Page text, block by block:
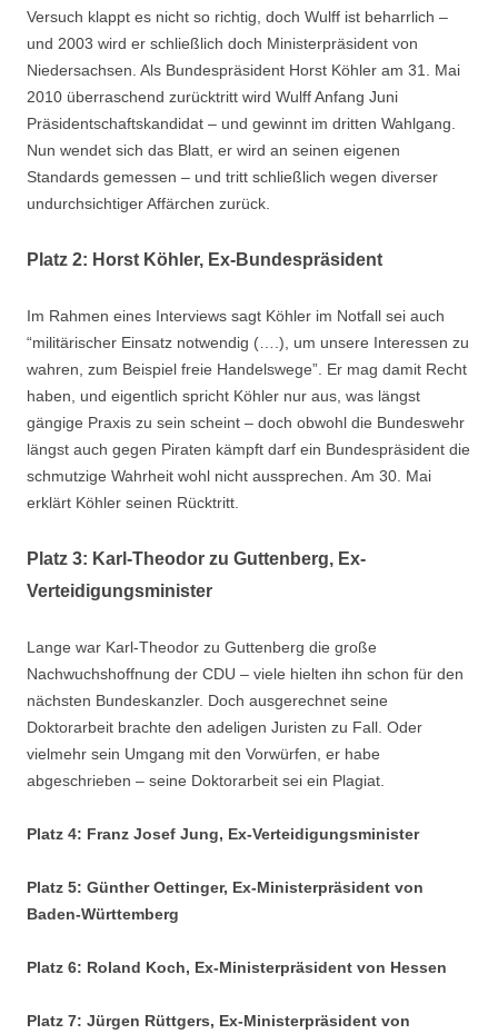
Versuch klappt es nicht so richtig, doch Wulff ist beharrlich –
und 2003 wird er schließlich doch Ministerpräsident von
Niedersachsen. Als Bundespräsident Horst Köhler am 31. Mai
2010 überraschend zurücktritt wird Wulff Anfang Juni
Präsidentschaftskandidat – und gewinnt im dritten Wahlgang.
Nun wendet sich das Blatt, er wird an seinen eigenen
Standards gemessen – und tritt schließlich wegen diverser
undurchsichtiger Affärchen zurück.
Platz 2: Horst Köhler, Ex-Bundespräsident
Im Rahmen eines Interviews sagt Köhler im Notfall sei auch
“militärischer Einsatz notwendig (….), um unsere Interessen zu
wahren, zum Beispiel freie Handelswege”. Er mag damit Recht
haben, und eigentlich spricht Köhler nur aus, was längst
gängige Praxis zu sein scheint – doch obwohl die Bundeswehr
längst auch gegen Piraten kämpft darf ein Bundespräsident die
schmutzige Wahrheit wohl nicht aussprechen. Am 30. Mai
erklärt Köhler seinen Rücktritt.
Platz 3: Karl-Theodor zu Guttenberg, Ex-
Verteidigungsminister
Lange war Karl-Theodor zu Guttenberg die große
Nachwuchshoffnung der CDU – viele hielten ihn schon für den
nächsten Bundeskanzler. Doch ausgerechnet seine
Doktorarbeit brachte den adeligen Juristen zu Fall. Oder
vielmehr sein Umgang mit den Vorwürfen, er habe
abgeschrieben – seine Doktorarbeit sei ein Plagiat.
Platz 4: Franz Josef Jung, Ex-Verteidigungsminister
Platz 5: Günther Oettinger, Ex-Ministerpräsident von
Baden-Württemberg
Platz 6: Roland Koch, Ex-Ministerpräsident von Hessen
Platz 7: Jürgen Rüttgers, Ex-Ministerpräsident von